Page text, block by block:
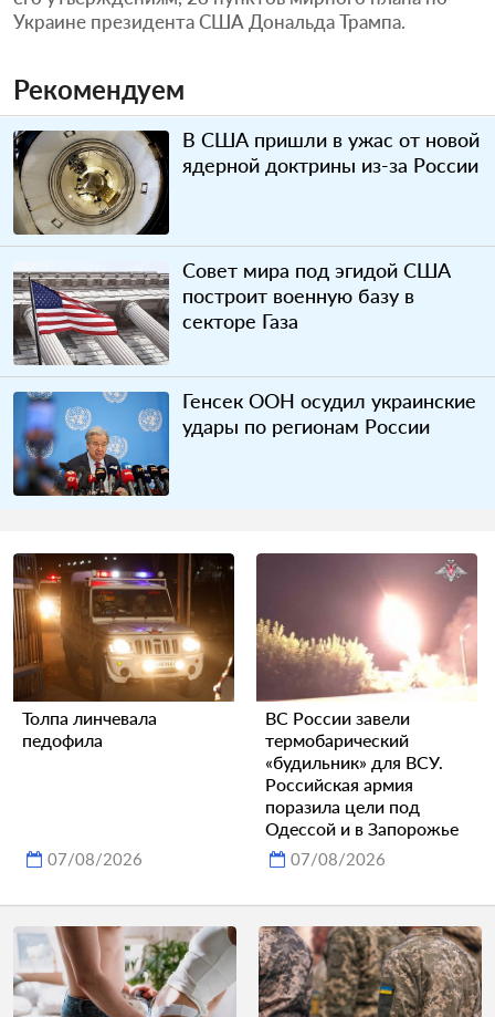
Украине президента США Дональда Трампа.
Рекомендуем
В США пришли в ужас от новой
ядерной доктрины из-за России
Совет мира под эгидой США
построит военную базу в
секторе Газа
Генсек ООН осудил украинские
удары по регионам России
Толпа линчевала
педофила
07/08/2026
ВС России завели
термобарический
«будильник» для ВСУ.
Российская армия
поразила цели под
Одессой и в Запорожье
07/08/2026